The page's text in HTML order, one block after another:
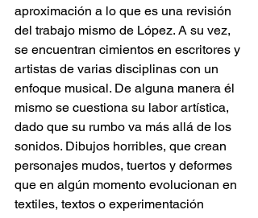
aproximación a lo que es una revisión
del trabajo mismo de López. A su vez,
se encuentran cimientos en escritores y
artistas de varias disciplinas con un
enfoque musical. De alguna manera él
mismo se cuestiona su labor artística,
dado que su rumbo va más allá de los
sonidos. Dibujos horribles, que crean
personajes mudos, tuertos y deformes
que en algún momento evolucionan en
textiles, textos o experimentación